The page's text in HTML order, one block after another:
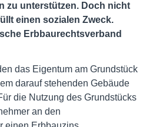
zu unterstützen. Doch nicht
einen sozialen Zweck.
Erbbaurechtsverband
das Eigentum am Grundstück
darauf stehenden Gebäude
die Nutzung des Grundstücks
an den